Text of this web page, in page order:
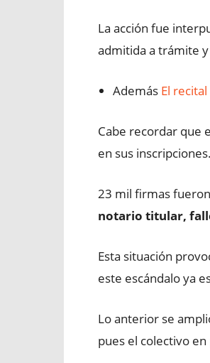
La acción fue
admitida a trámite
Además El
Cabe recordar que
en sus inscripciones.
23 mil firmas
notario titular,
Esta situación
este escándalo ya
Lo anterior se
pues el colectivo